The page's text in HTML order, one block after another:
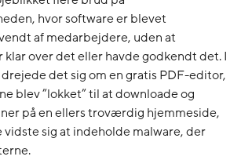
hvor software er blevet
af medarbejdere, uden at
klar over det eller havde godkendt det. I
det sig om en gratis PDF-editor,
blev ”lokket” til at downloade og
på en ellers troværdig hjemmeside,
sig at indeholde malware, der